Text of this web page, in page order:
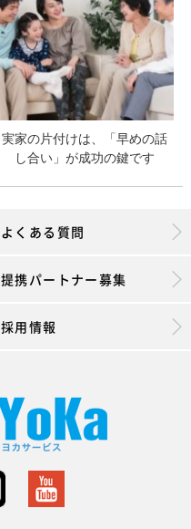
実家の片付けは、「早めの話
し合い」が成功の鍵です
よくある質問
提携パートナー募集
採用情報